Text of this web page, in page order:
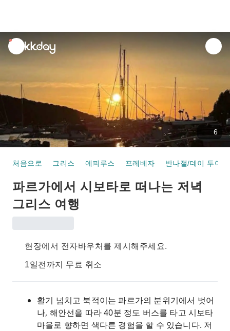
unread
notifications
6
처음으로 그리스 에피루스 프레베자 반나절/데이 투어
파르가에서 시보타로 떠나는 저녁
그리스 여행
현장에서 전자바우처를 제시해주세요.
1일전까지 무료 취소
활기 넘치고 북적이는 파르가의 분위기에서 벗어
나, 해안선을 따라 40분 정도 버스를 타고 시보타
마을로 향하면 색다른 경험을 할 수 있습니다. 저